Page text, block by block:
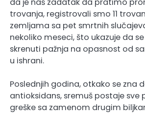
trovanja, registrovali smo 11
zemljama sa pet smrtnih
nekoliko meseci, što ukazuje da
skrenuti pažnja na opasnost od
u ishrani.
Poslednjih godina, otkako se zna
antioksidans, sremuš postaje sve
greške sa zamenom drugim